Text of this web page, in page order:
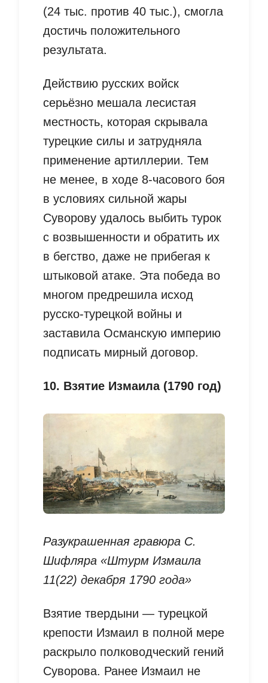
(24 тыс. против 40 тыс.), смогла
достичь положительного
результата.
Действию русских войск
серьёзно мешала лесистая
местность, которая скрывала
турецкие силы и затрудняла
применение артиллерии. Тем
не менее, в ходе 8-часового боя
в условиях сильной жары
Суворову удалось выбить турок
с возвышенности и обратить их
в бегство, даже не прибегая к
штыковой атаке. Эта победа во
многом предрешила исход
русско-турецкой войны и
заставила Османскую империю
подписать мирный договор.
10. Взятие Измаила (1790 год)
Разукрашенная гравюра С.
Шифляра «Штурм Измаила
11(22) декабря 1790 года»
Взятие твердыни — турецкой
крепости Измаил в полной мере
раскрыло полководческий гений
Суворова. Ранее Измаил не